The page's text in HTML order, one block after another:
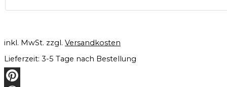
inkl. MwSt. zzgl. Versandkosten
Lieferzeit: 3-5 Tage nach Bestellung